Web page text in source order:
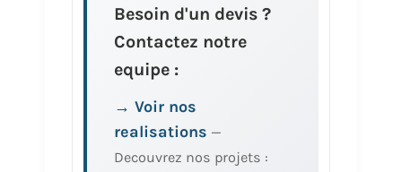
Besoin d'un devis ?
Contactez notre
equipe :
→ Voir nos
realisations —
Decouvrez nos projets :